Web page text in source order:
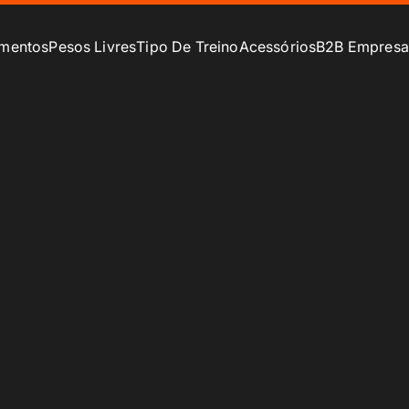
Pesos LivresTipo De TreinoAcessóriosB2B